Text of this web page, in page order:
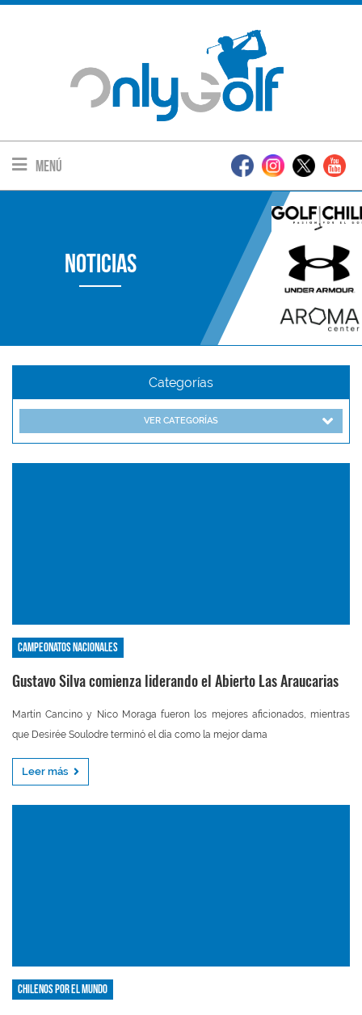
Menú
Noticias
Categorías
VER CATEGORÍAS
Campeonatos nacionales
Gustavo Silva comienza liderando el Abierto Las Araucarias
Martín Cancino y Nico Moraga fueron los mejores aficionados, mientras
que Desirée Soulodre terminó el día como la mejor dama
Leer más
Chilenos por el mundo